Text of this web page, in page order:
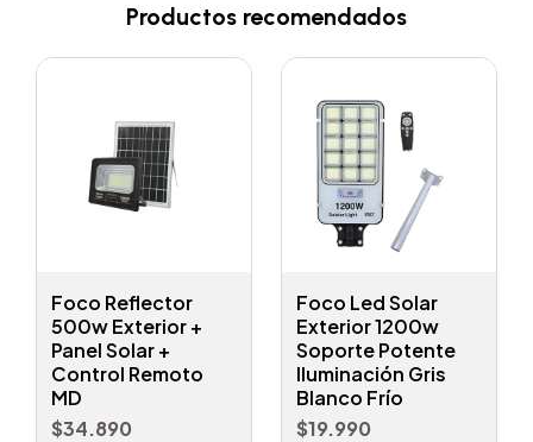
Productos recomendados
Foco Reflector
500w Exterior +
Panel Solar +
Control Remoto
MD
$34.890
Foco Led Solar
Exterior 1200w
Soporte Potente
Iluminación Gris
Blanco Frío
$19.990